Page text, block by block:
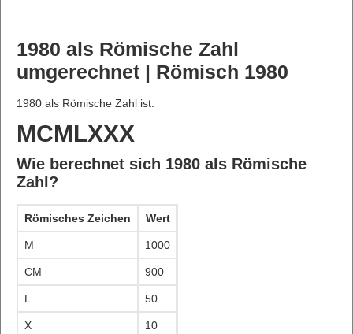
1980 als Römische Zahl
umgerechnet | Römisch 1980
1980 als Römische Zahl ist:
MCMLXXX
Wie berechnet sich 1980 als Römische
Zahl?
Römisches Zeichen Wert
M 1000
CM 900
L 50
X 10